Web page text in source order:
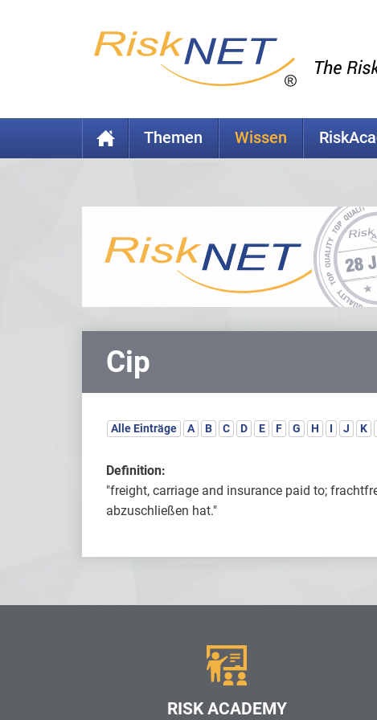
Themen Wissen
Cip
Alle Einträge A B C D E F G H I J K
Definition:
"freight, carriage and insurance paid to;
abzuschließen hat."
RISK ACADEMY